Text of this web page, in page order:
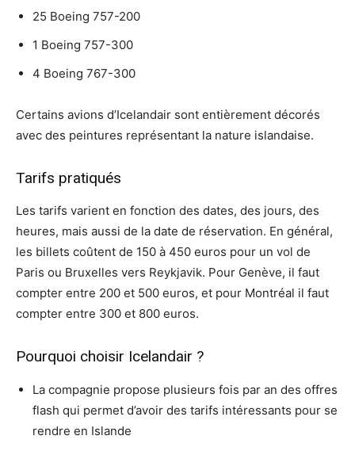
25 Boeing 757-200
1 Boeing 757-300
4 Boeing 767-300
Certains avions d’Icelandair sont entièrement décorés
avec des peintures représentant la nature islandaise.
Tarifs pratiqués
Les tarifs varient en fonction des dates, des jours, des
heures, mais aussi de la date de réservation. En général,
les billets coûtent de 150 à 450 euros pour un vol de
Paris ou Bruxelles vers Reykjavik. Pour Genève, il faut
compter entre 200 et 500 euros, et pour Montréal il faut
compter entre 300 et 800 euros.
Pourquoi choisir Icelandair ?
La compagnie propose plusieurs fois par an des offres
flash qui permet d’avoir des tarifs intéressants pour se
rendre en Islande